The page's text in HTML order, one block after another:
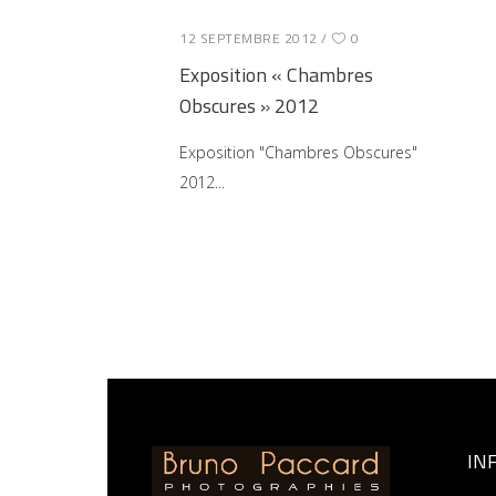
12 SEPTEMBRE 2012 0
Exposition « Chambres
Obscures » 2012
Exposition "Chambres Obscures"
2012